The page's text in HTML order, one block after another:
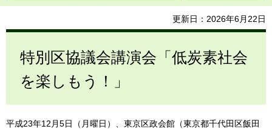
更新日：2026年6月22日
特別区協議会講演会「低炭素社会
を楽しもう！」
平成23年12月5日（月曜日）、東京区政会館（東京都千代田区飯田